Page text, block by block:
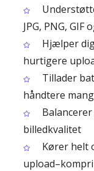
JPG, PNG, GIF
Hjælper
hurtigere
Tillader
håndtere
billedkvalitet
Kører helt